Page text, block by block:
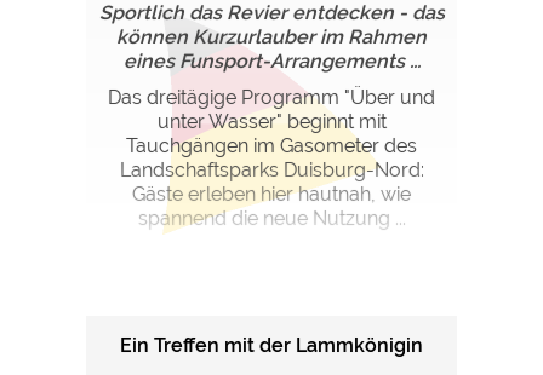
Sportlich das Revier entdecken - das
können Kurzurlauber im Rahmen
eines Funsport-Arrangements ...
Das dreitägige Programm "Über und
unter Wasser" beginnt mit
Tauchgängen im Gasometer des
Landschaftsparks Duisburg-Nord:
Gäste erleben hier hautnah, wie
spannend die neue Nutzung ...
Ein Treffen mit der Lammkönigin